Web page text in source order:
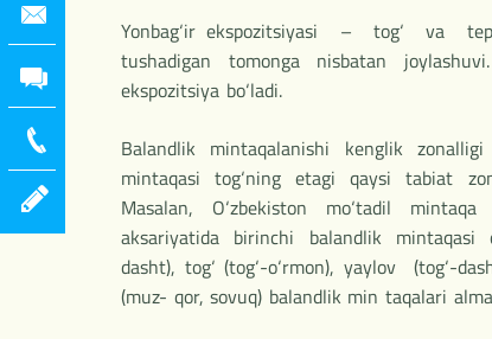
Yonbag‘ir ekspozitsiyasi – tog‘ va
tushadigan tomonga nisbatan
ekspozitsiya bo‘ladi.
Balandlik mintaqalanishi kenglik
mintaqasi tog‘ning etagi qaysi tabiat
Masalan, O‘zbekiston mo‘tadil
aksariyatida birinchi balandlik mintaqasi
dasht), tog‘ (tog‘-o‘rmon), yaylov
(muz- qor, sovuq) balandlik min taqalari